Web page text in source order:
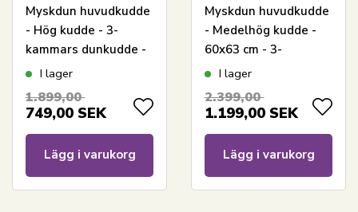
Myskdun huvudkudde
- Hög kudde - 3-
kammars dunkudde -
60x63 cm - Lilly -
I lager
1.899,00
749,00 SEK
Lägg i varukorg
Myskdun huvudkudde
- Medelhög kudde -
60x63 cm - 3-
kammars dunkudde -
I lager
2.399,00
1.199,00 SEK
Lägg i varukorg